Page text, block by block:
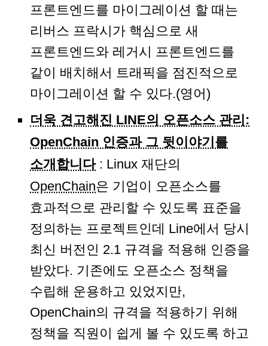
프론트엔드를 마이그레이션 할 때는
리버스 프락시가 핵심으로 새
프론트엔드와 레거시 프론트엔드를
같이 배치해서 트래픽을 점진적으로
마이그레이션 할 수 있다.(영어)
더욱 견고해진 LINE의 오픈소스 관리:
OpenChain 인증과 그 뒷이야기를
소개합니다: Linux 재단의
OpenChain은 기업이 오픈소스를
효과적으로 관리할 수 있도록 표준을
정의하는 프로젝트인데 Line에서 당시
최신 버전인 2.1 규격을 적용해 인증을
받았다. 기존에도 오픈소스 정책을
수립해 운용하고 있었지만,
OpenChain의 규격을 적용하기 위해
정책을 직원이 쉽게 볼 수 있도록 하고